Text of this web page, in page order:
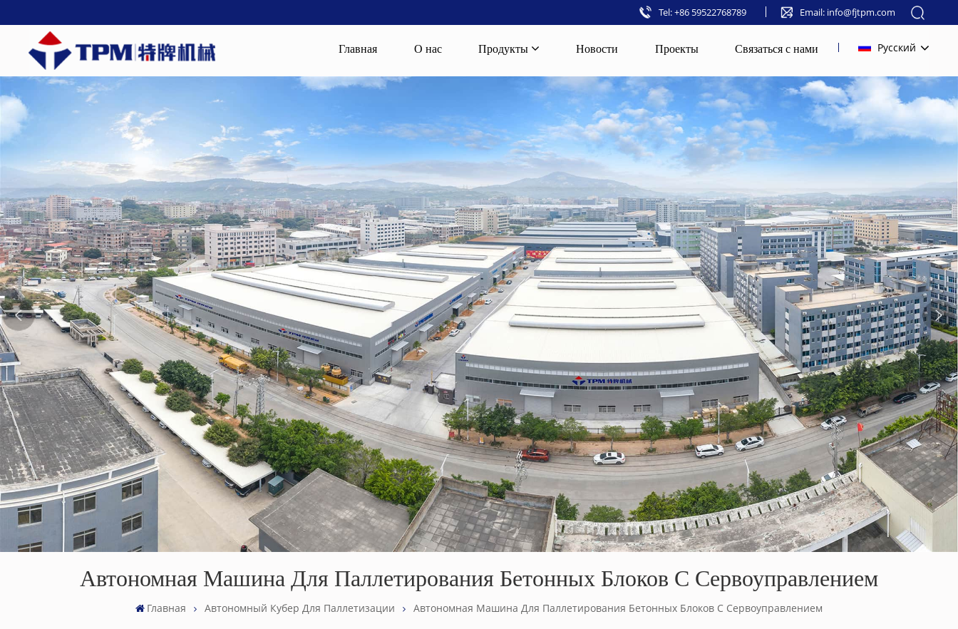
Tel: +86 59522768789 Email: info@fjtpm.com
Главная О нас Продукты Новости Проекты Связаться с нами Русский
English
français
русский
español
العربية
Автономная Машина Для Паллетирования Бетонных Блоков С Сервоуправлением
Главная Автономный Кубер Для Паллетизации Автономная Машина Для Паллетирования Бетонных Блоков С Сервоуправлением